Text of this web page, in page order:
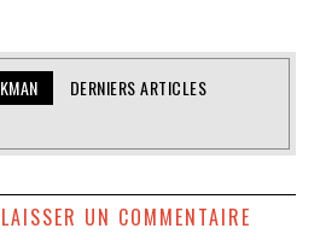
DERNIERS ARTICLES
LAISSER UN COMMENTAIRE